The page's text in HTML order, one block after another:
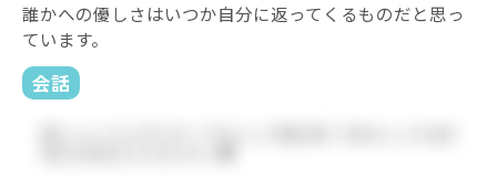
誰かへの優しさはいつか自分に返ってくるものだと思っ
ています。
会話